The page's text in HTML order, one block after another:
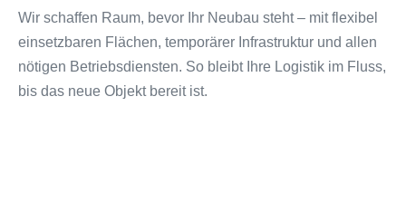
Wir schaffen Raum, bevor Ihr Neubau steht – mit flexibel
einsetzbaren Flächen, temporärer Infrastruktur und allen
nötigen Betriebsdiensten. So bleibt Ihre Logistik im Fluss,
bis das neue Objekt bereit ist.